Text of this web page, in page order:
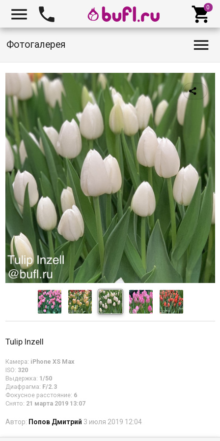
  
Фотогалерея 
Tulip Inzell
Камера: iPhone XS Max
ISO: 320
Выдержка: 1/50
Диафрагма: F/2.3
Фокусное расстояние: 6
Снято: 21 марта 2019 13:07
Автор: Попов Дмитрий 3 июля 2019 12:04